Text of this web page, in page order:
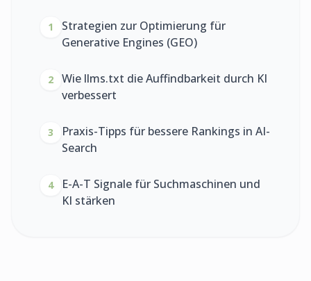
1
Strategien zur Optimierung für
Generative Engines (GEO)
2
Wie llms.txt die Auffindbarkeit durch KI
verbessert
3
Praxis-Tipps für bessere Rankings in AI-
Search
4
E-A-T Signale für Suchmaschinen und
KI stärken